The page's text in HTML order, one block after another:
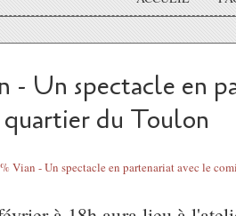
- Un spectacle en
du Toulon